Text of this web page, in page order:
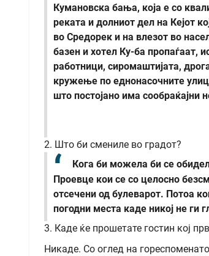
Кумановска бања, која е со
реката и долниот дел на Кејот
во Средорек и на влезот во
базен и хотел Ку-ба пропаѓаат,
работници, сиромаштијата,
кружење по еднонасочните
што постојано има сообраќајни
2. Што би смениле во градот?
Кога би можела би се
Проевце кои се со целосно
отсечени од булеварот. Потоа
погодни места каде никој не ги
3. Каде ќе прошетате гостин кој
Никаде. Со оглед на